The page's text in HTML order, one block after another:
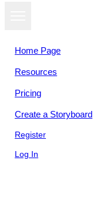
Home Page
Resources
Pricing
Create a Storyboard
Register
Log In
View as
slideshow